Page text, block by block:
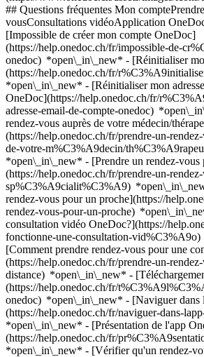
## Questions fréquentes Mon
vousConsultations vidéoApplication
[Impossible de créer mon compte OneDoc]
(https://help.onedoc.ch/fr/impossible-de-
onedoc) *open\_in\_new* - [Réinitialiser
(https://help.onedoc.ch/fr/
*open\_in\_new* - [Réinitialiser mon
OneDoc](https://help.onedoc.ch/fr/
adresse-email-de-compte-onedoc)
rendez-vous auprès de votre médecin/
(https://help.onedoc.ch/fr/prendre-un-
de-votre-m%C3%A9decin/
*open\_in\_new* - [Prendre un rendez-vous
(https://help.onedoc.ch/fr/prendre-un-
sp%C3%A9cialit%C3%A9)
rendez-vous pour un proche](https://
rendez-vous-pour-un-proche)
consultation vidéo OneDoc?](https://
fonctionne-une-consultation-
[Comment prendre rendez-vous pour une
(https://help.onedoc.ch/fr/prendre-un-
distance) *open\_in\_new* -
(https://help.onedoc.ch/fr/
onedoc) *open\_in\_new* - [Naviguer dans
(https://help.onedoc.ch/fr/naviguer-dans-
*open\_in\_new* - [Présentation de l'app
(https://help.onedoc.ch/fr/
*open\_in\_new* - [Vérifier qu'un rendez-vous est confirmé](https://help.onedoc.ch/fr/v%C3%A9rifier-quun-rendez-vous-est-confirm%C3%A9) *open\_in\_new* - [Annuler un rendez-vous pris en ligne sur OneDoc](https://help.onedoc.ch/fr/annuler-un-rendez-vous-pris-en-ligne-sur-onedoc) *open\_in\_new* - [Je ne reçois pas de confirmation de rendez-vous](https://help.onedoc.ch/fr/je-ne-re%C3%A7ois-pas-de-confirmation-de-rendez-vous) *open\_in\_new* [Voir tous nos articles *open\_in\_new*](https://help.onedoc.ch/fr/) close ## Modifier votre recherche ![Maison avec un signe plus annonçant qu’une consultation peut être effectuée sur place](https://www.onedoc.ch/assets/images/icons/on-site.svg) Sur place ![Caméra avec un symbole lecture annonçant qu’une consultation peut être effectuée à distance en vidéo](https://www.onedoc.ch/assets/images/icons/remote.svg) À distance Rechercher #### Spécialités #### Praticiens #### Établissements edit Orthoptiste à Genève tune Filtrer par Nouveaux patients*keyboard\_arrow\_down* - Acceptés*check\_circle* Langue parlée*keyboard\_arrow\_down* - Anglais*check\_circle* - Français*check\_circle* Sexe*keyboard\_arrow\_down* - Femme*check\_circle* - Homme*check\_circle* Disponibilité*keyboard\_arrow\_down* - Disponible aujourdhui*check\_circle* - Dans les 3 prochains jours*check\_circle* - Dans les 7 prochains jours*check\_circle* - Dans les 14 prochains jours*check\_circle* # Orthoptiste à Genève: prenez rendez-vous en ligne aujourd'hui ## 3 résultats à Genève [![Dr. Kévin Gillmann, ophtalmologue à Genève](https://assets.onedoc.ch/images/users/4c42cab69b9d023a6fbde1d2ffbd997d7621c7eb6988ba7840d54535856723e1-small.jpg "Dr. Kévin Gillmann, ophtalmologue à Genève")](https://www.onedoc.ch/fr/ophtalmologue/geneve/pcm90/dr-kevin-gillmann) ### [Dr. Kévin Gillmann](https://www.onedoc.ch/fr/ophtalmologue/geneve/pcm90/dr-kevin-gillmann) ![Badge indiquant un profil vérifié](https://www.onedoc.ch/assets/images/icons/checkmark.svg) [Ophtalmologue](https://www.onedoc.ch/fr/ophtalmologue/geneve), Orthoptiste [Genève Ophtalmologie](https://www.onedoc.ch/fr/cabinet-medical/geneve/e8cx/geneve-ophtalmologie) Avenue du Mail 22 1205 Genève ![Icône patient avec un signe plus annonçant que le professionnel accepte de nouveaux patients](https://www.onedoc.ch/assets/images/icons/new-patients.svg)Accepte les nouveaux patients [Réserver un RDV](https://www.onedoc.ch/fr/ophtalmologue/geneve/pcm90/dr-kevin-gillmann) Expertises:[Test de la vue pour permis de conduire](https://www.onedoc.ch/fr/test-de-la-vue-pour-permis-de-conduire/geneve), [Examen de la vue](https://www.onedoc.ch/fr/examen-de-la-vue/geneve), [Ophtalmologie pédiatrique](https://www.onedoc.ch/fr/ophtalmologie-pediatrique/geneve), [Glaucome](https://www.onedoc.ch/fr/glaucome/geneve), [Cataracte](https://www.onedoc.ch/fr/cataracte/geneve)Voir plus *chevron\_left* lun. 03 août *chevron\_right* Voir plus de rendez-vous *error\_outline* Une erreur s'est produite lors du chargement des disponibilités [Réessayer](https://www.onedoc.ch) Expertises:[Test de la vue pour permis de conduire](https://www.onedoc.ch/fr/test-de-la-vue-pour-permis-de-conduire/geneve), [Examen de la vue](https://www.onedoc.ch/fr/examen-de-la-vue/geneve), [Ophtalmologie pédiatrique](https://www.onedoc.ch/fr/ophtalmologie-pediatrique/geneve), [Glaucome](https://www.onedoc.ch/fr/glaucome/geneve), [Cataracte](https://www.onedoc.ch/fr/cataracte/geneve)Voir plus [![Mme Manon Boissinot, orthoptiste à Genève](https://assets.onedoc.ch/images/users/ec2afd0687506b9e5db90e93130ddf55c45a5703e28dc1cefb831da9c19d0a2e-small.jpg "Mme Manon Boissinot, orthoptiste à Genève")](https://www.onedoc.ch/fr/orthoptiste/geneve/pc29z/manon-boissinot) ### [Mme Manon Boissinot](https://www.onedoc.ch/fr/orthoptiste/geneve/pc29z/manon-boissinot) Orthoptiste [Centre de l'Oeil - Malagnou](https://www.onedoc.ch/fr/centre-medical/geneve/ebe08/centre-de-l-oeil-malagnou) Rue Adrien-Lachenal 26 1207 Genève ![Icône patient avec un signe plus annonçant que le professionnel accepte de nouveaux patients](https://www.onedoc.ch/assets/images/icons/new-patients.svg)Accepte les nouveaux patients [Réserver un RDV](https://www.onedoc.ch/fr/orthoptiste/geneve/pc29z/manon-boissinot) Expertises:[Examen de la vue](https://www.onedoc.ch/fr/examen-de-la-vue/geneve)Voir plus *chevron\_left* lun. 03 août *chevron\_right* Voir plus de rendez-vous Pas de disponibilités en ligne ces prochains jours Expertises:[Examen de la vue](https://www.onedoc.ch/fr/examen-de-la-vue/geneve)Voir plus [![Mme Manon Boissinot, orthoptiste à Genève](https://assets.onedoc.ch/images/users/ec2afd0687506b9e5db90e93130ddf55c45a5703e28dc1cefb831da9c19d0a2e-small.jpg "Mme Manon Boissinot, orthoptiste à Genève")](https://www.onedoc.ch/fr/orthoptiste/geneve/pc292/manon-boissinot) ### [Mme Manon Boissinot](https://www.onedoc.ch/fr/orthoptiste/geneve/pc292/manon-boissinot) Orthoptiste [Centre de l'Oeil - Plainpalais](https://www.onedoc.ch/fr/centre-medical/geneve/ebe09/centre-de-l-oeil-plainpalais) Rue de Carouge 24 1205 Genève ![Icône patient avec un signe plus annonçant que le professionnel accepte de nouveaux patients](https://www.onedoc.ch/assets/images/icons/new-patients.svg)Accepte les nouveaux patients [Réserver un RDV](https://www.onedoc.ch/fr/orthoptiste/geneve/pc292/manon-boissinot) Expertises:[Examen de la vue](https://www.onedoc.ch/fr/examen-de-la-vue/geneve)Voir plus *chevron\_left* lun. 03 août *chevron\_right* Voir plus de rendez-vous Pas de disponibilités en ligne ces prochains jours Expertises:[Examen de la vue](https://www.onedoc.ch/fr/examen-de-la-vue/geneve)Voir plus ## __Orthoptistes__: d'autres spécialistes sont réservables en ligne dans les environs de __Genève__ [![M. Soufiane Hantat, orthoptiste à Nyon](https://assets.onedoc.ch/images/users/5936e5ec879833cbdfb1832bea9d2501e8dc800e7a41fb22665a323db9c2fbd6-small.jpg "M. Soufiane Hantat, orthoptiste à Nyon")](https://www.onedoc.ch/fr/orthoptiste/nyon/pcwsv/soufiane-hantat) ### [M. Soufiane Hantat](https://www.onedoc.ch/fr/